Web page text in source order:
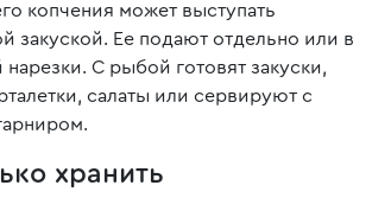
копчения может выступать
закуской. Ее подают отдельно или в
С рыбой готовят закуски,
салаты или сервируют с
хранить